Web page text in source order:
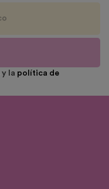
y la política de